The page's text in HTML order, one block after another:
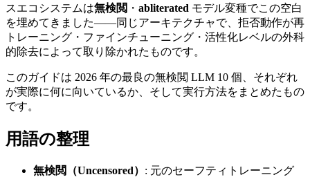
スエコシステムは無検閲 ・ abliterated モデル変種でこの空白
を埋めてきました——同じアーキテクチャで、拒否動作が再
トレーニング・ファインチューニング・活性化レベルの外科
的除去によって取り除かれたものです。
このガイドは 2026 年の最良の無検閲 LLM 10 個、それぞれ
が実際に何に向いているか、そして実行方法をまとめたもの
です。
用語の整理
無検閲（Uncensored） : 元のセーフティトレーニング